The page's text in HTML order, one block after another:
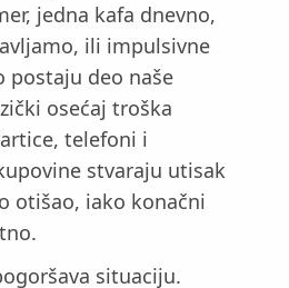
jedna kafa dnevno,
ili impulsivne
postaju deo naše
osećaj troška
telefoni i
stvaraju utisak
otišao, iako konačni
situaciju.